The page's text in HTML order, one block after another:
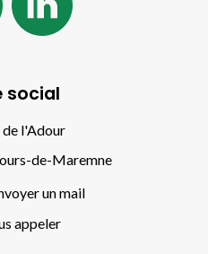
social
de l'Adour
de-Maremne
un mail
appeler